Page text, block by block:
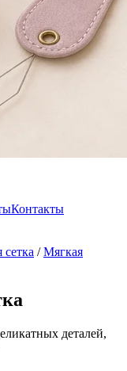
Контакты
сетка / Мягкая
деталей,